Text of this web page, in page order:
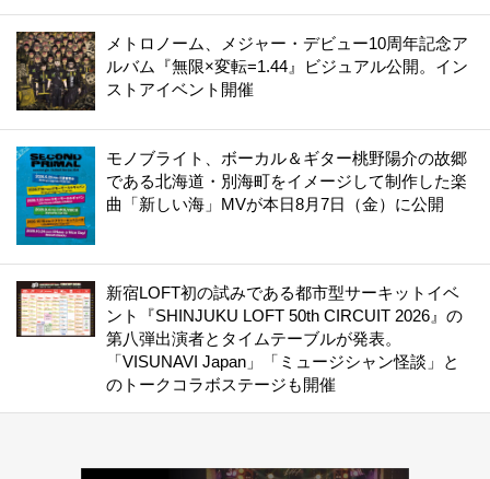
メトロノーム、メジャー・デビュー10周年記念ア
ルバム『無限×変転=1.44』ビジュアル公開。イン
ストアイベント開催
モノブライト、ボーカル＆ギター桃野陽介の故郷
である北海道・別海町をイメージして制作した楽
曲「新しい海」MVが本日8月7日（金）に公開
新宿LOFT初の試みである都市型サーキットイベ
ント『SHINJUKU LOFT 50th CIRCUIT 2026』の
第八弾出演者とタイムテーブルが発表。
「VISUNAVI Japan」「ミュージシャン怪談」と
のトークコラボステージも開催